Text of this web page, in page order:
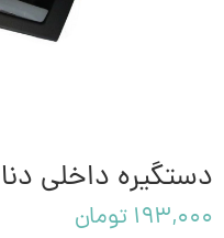
دستگیره داخلی دنا
۱۹۳,۰۰۰ تومان